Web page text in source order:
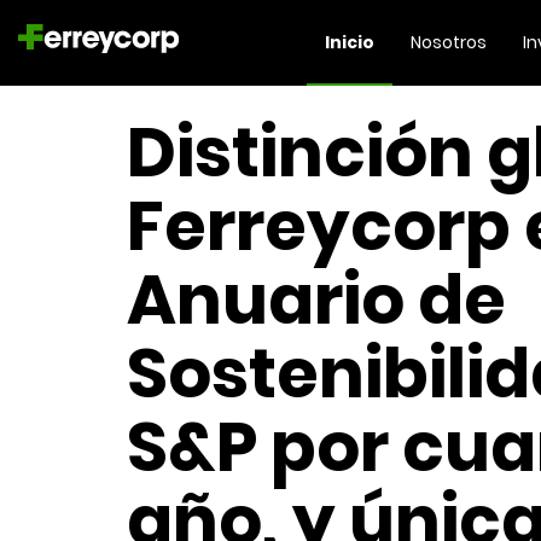
Inicio Nosotros
Ministerio
Trabajo
a
Fargoline
buenas
laborales